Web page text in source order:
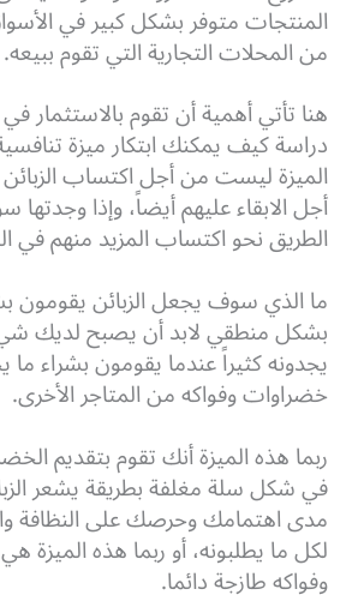
المنتجات متوفر بشكل كبير في
من المحلات التجارية التي تقوم ببيعه.
هنا تأتي أهمية أن تقوم
دراسة كيف يمكنك ابتكار ميزة
الميزة ليست من أجل اكتساب
أجل الابقاء عليهم أيضاً، وإذا
الطريق نحو اكتساب المزيد منهم في
ما الذي سوف يجعل الزبائن يقومون
بشكل منطقي لابد أن يصبح لديك
يجدونه كثيراً عندما يقومون بشراء
خضراوات وفواكه من المتاجر الأخرى.
ربما هذه الميزة أنك تقوم بتقديم
في شكل سلة مغلفة بطريقة يشعر
مدى اهتمامك وحرصك على النظافة
لكل ما يطلبونه، أوربما هذه الميزة
وفواكه طازجة دائما.